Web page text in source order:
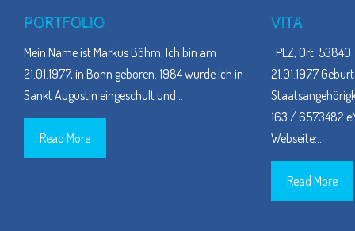
PORTFOLIO
Mein Name ist Markus Böhm, Ich bin am
21.01.1977, in Bonn geboren. 1984 wurde ich in
Sankt Augustin eingeschult und…
Read More
VITA
PLZ, Ort:
21.01.1977
163 / 6573482
Webseite:…
Read More